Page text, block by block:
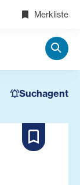
Merkliste
Suchagent